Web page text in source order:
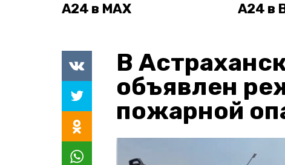
А24 в MAX А24 в
В
объявлен
пожарной